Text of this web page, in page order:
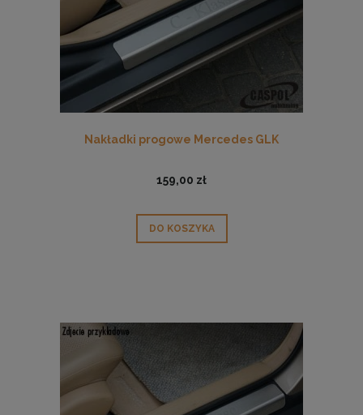
Nakładki progowe Mercedes GLK
159,00 zł
DO KOSZYKA